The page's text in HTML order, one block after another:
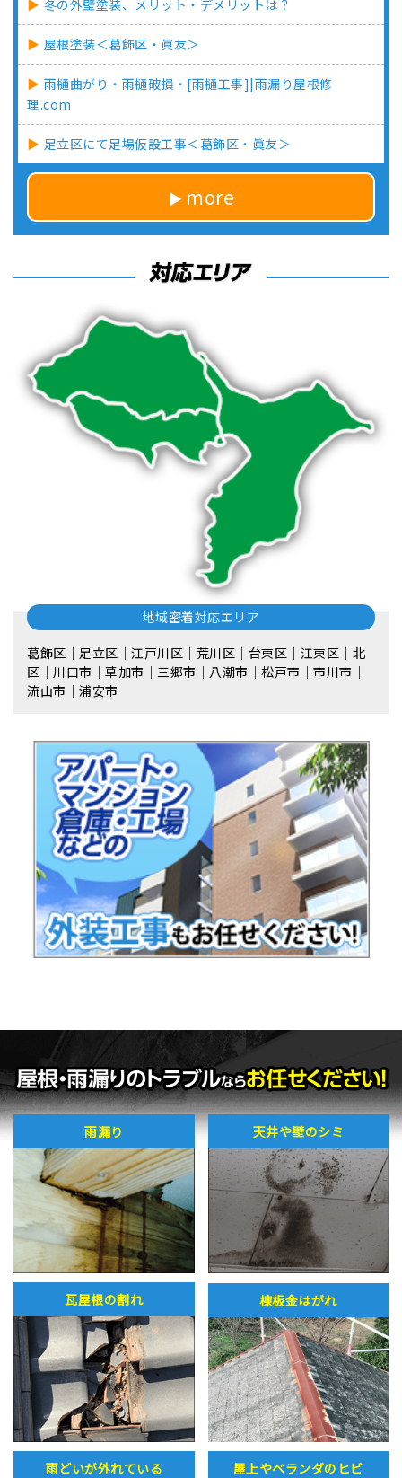
冬の外壁塗装、メリット・デメリットは？
屋根塗装＜葛飾区・眞友＞
雨樋曲がり・雨樋破損・[雨樋工事]|雨漏り屋根修
理.com
足立区にて足場仮設工事＜葛飾区・眞友＞
more
地域密着対応エリア
葛飾区｜足立区｜江戸川区｜荒川区｜台東区｜江東区｜北
区｜川口市｜草加市｜三郷市｜八潮市｜松⼾市｜市川市｜
流⼭市｜浦安市
雨漏り 天井や壁のシミ
瓦屋根の割れ 棟板金はがれ
雨どいが外れている 屋上やベランダのヒビ